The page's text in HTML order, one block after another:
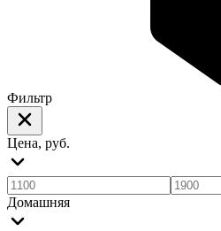
Фильтр
Цена, руб.
Домашняя